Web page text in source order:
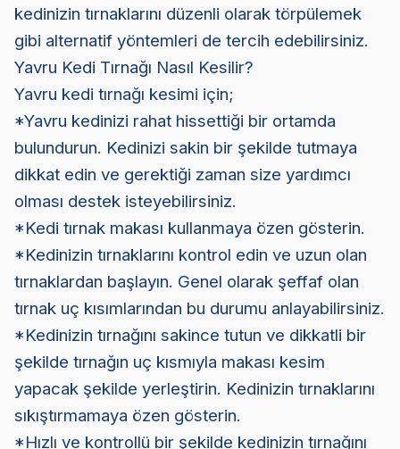
kedinizin tırnaklarını düzenli olarak törpülemek
gibi alternatif yöntemleri de tercih edebilirsiniz.
Yavru Kedi Tırnağı Nasıl Kesilir?
Yavru kedi tırnağı kesimi için;
*Yavru kedinizi rahat hissettiği bir ortamda
bulundurun. Kedinizi sakin bir şekilde tutmaya
dikkat edin ve gerektiği zaman size yardımcı
olması destek isteyebilirsiniz.
*Kedi tırnak makası kullanmaya özen gösterin.
*Kedinizin tırnaklarını kontrol edin ve uzun olan
tırnaklardan başlayın. Genel olarak şeffaf olan
tırnak uç kısımlarından bu durumu anlayabilirsiniz.
*Kedinizin tırnağını sakince tutun ve dikkatli bir
şekilde tırnağın uç kısmıyla makası kesim
yapacak şekilde yerleştirin. Kedinizin tırnaklarını
sıkıştırmamaya özen gösterin.
*Hızlı ve kontrollü bir şekilde kedinizin tırnağını